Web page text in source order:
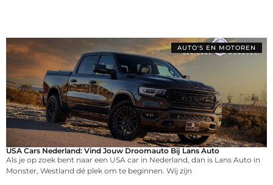
AUTO'S EN MOTOREN
USA Cars Nederland: Vind Jouw Droomauto Bij Lans Auto
Als je op zoek bent naar een USA car in Nederland, dan is Lans Auto in
Monster, Westland dé plek om te beginnen. Wij zijn